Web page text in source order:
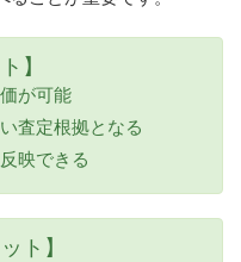
】
が可能
査定根拠となる
映できる
ト】